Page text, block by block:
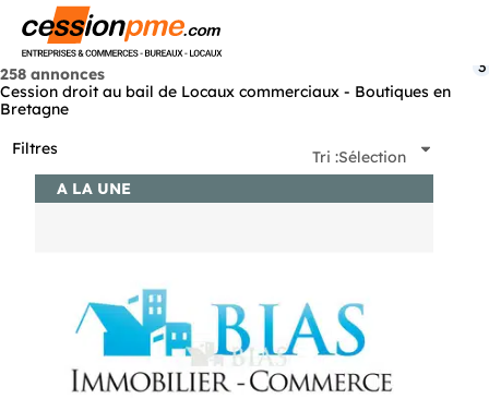
258 annonces
Cession droit au bail de Locaux commerciaux - Boutiques en
Bretagne
Filtres
3
Tri :Sélection
A LA UNE